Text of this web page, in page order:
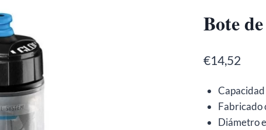
Bote
€14,52
Fabricado
Diámetro